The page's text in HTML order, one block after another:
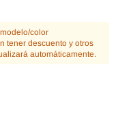
color
tener descuento y otros
automáticamente.